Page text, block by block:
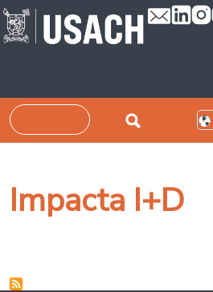
Passar para o conteúdo principal
Pesquisar
Impacta I+D